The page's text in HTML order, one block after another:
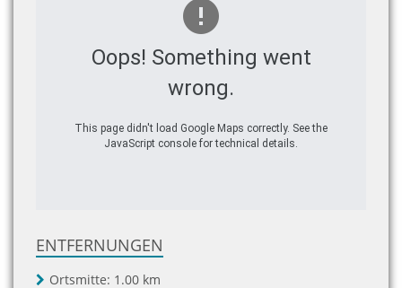
Oops! Something went
wrong.
This page didn't load Google Maps correctly. See the
JavaScript console for technical details.
ENTFERNUNGEN
Ortsmitte: 1.00 km